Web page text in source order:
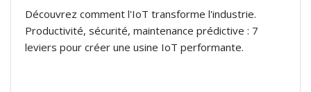
Découvrez comment l'IoT transforme l'industrie.
Productivité, sécurité, maintenance prédictive : 7
leviers pour créer une usine IoT performante.